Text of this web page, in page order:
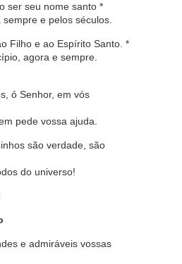
ser seu nome santo *
e pelos séculos.
Filho e ao Espírito Santo. *
agora e sempre.
ó Senhor, em vós
pede vossa ajuda.
são verdade, são
do universo!
e admiráveis vossas